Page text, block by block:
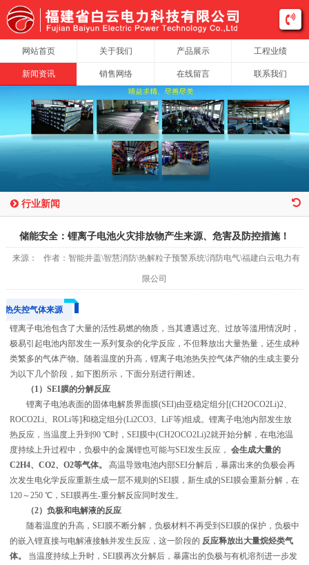
网站首页 关于我们 产品展示 工程业绩
新闻资讯 销售网络 在线留言 联系我们
行业新闻
储能安全：锂离子电池火灾排放物产生来源、危害及防控措施！
来源： 作者：智能井盖\智慧消防\热解粒子预警系统\消防电气\福建白云电力有
限公司
热失控气体来源
锂离子电池包含了大量的活性易燃的物质，当其遭遇过充、过放等滥用情况时，
极易引起电池内部发生一系列复杂的化学反应，不但释放出大量热量，还生成种
类繁多的气体产物。随着温度的升高，锂离子电池热失控气体产物的生成主要分
为以下几个阶段，如下图所示，下面分别进行阐述。
（1）SEI膜的分解反应
锂离子电池表面的固体电解质界面膜(SEI)由亚稳定组分[(CH2OCO2Li)2、
ROCO2Li、ROLi等]和稳定组分(Li2CO3、LiF等)组成。锂离子电池内部发生放
热反应，当温度上升到90 ℃时，SEI膜中(CH2OCO2Li)2就开始分解，在电池温
度持续上升过程中，负极中的金属锂也可能与SEI发生反应， 会生成大量的
C2H4、CO2、O2等气体。
高温导致电池内部SEI分解后，暴露出来的负极会再
次发生电化学反应重新生成一层不规则的SEI膜，新生成的SEI膜会重新分解，在
120～250 ℃，SEI膜再生-重分解反应同时发生。
（2）负极和电解液的反应
随着温度的升高，SEI膜不断分解，负极材料不再受到SEI膜的保护，负极中
的嵌入锂直接与电解液接触并发生反应，这一阶段的 反应释放出大量烷烃类气
体。
当温度持续上升时，SEI膜再次分解后，暴露出的负极与有机溶剂进一步发